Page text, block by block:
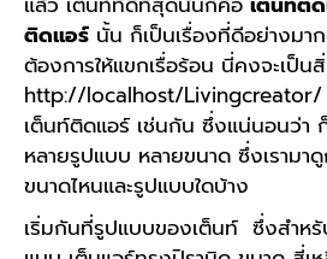
ติดแอร์ นั้น ก็เป็นเรื่องที่ดีอย่างมา
ต้องการให้แขกเรื่อร้อน นี่คงจะเป็น
http://localhost/Livingcreator/
เต็นท์ติดแอร์ เช่นกัน ซึ่งแน่นอนว่า
หลายรูปแบบ หลายขนาด ซึ่งเรามา
ขนาดไหนและรูปแบบใดบ้าง
เริ่มกันที่รูปแบบของเต็นท์ ซึ่งสำห